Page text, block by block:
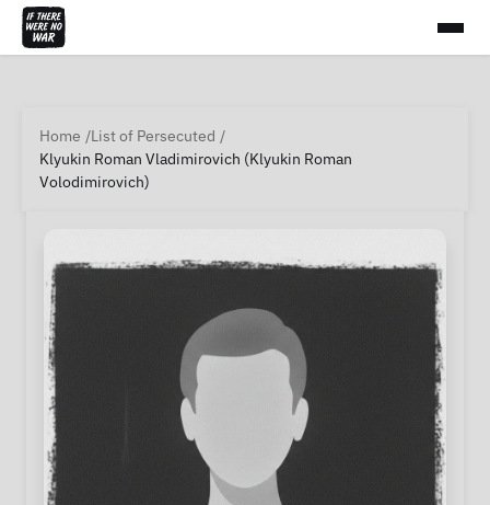
Home
List of Persecuted
Klyukin Roman Vladimirovich (Klyukin Roman
Volodimirovich)